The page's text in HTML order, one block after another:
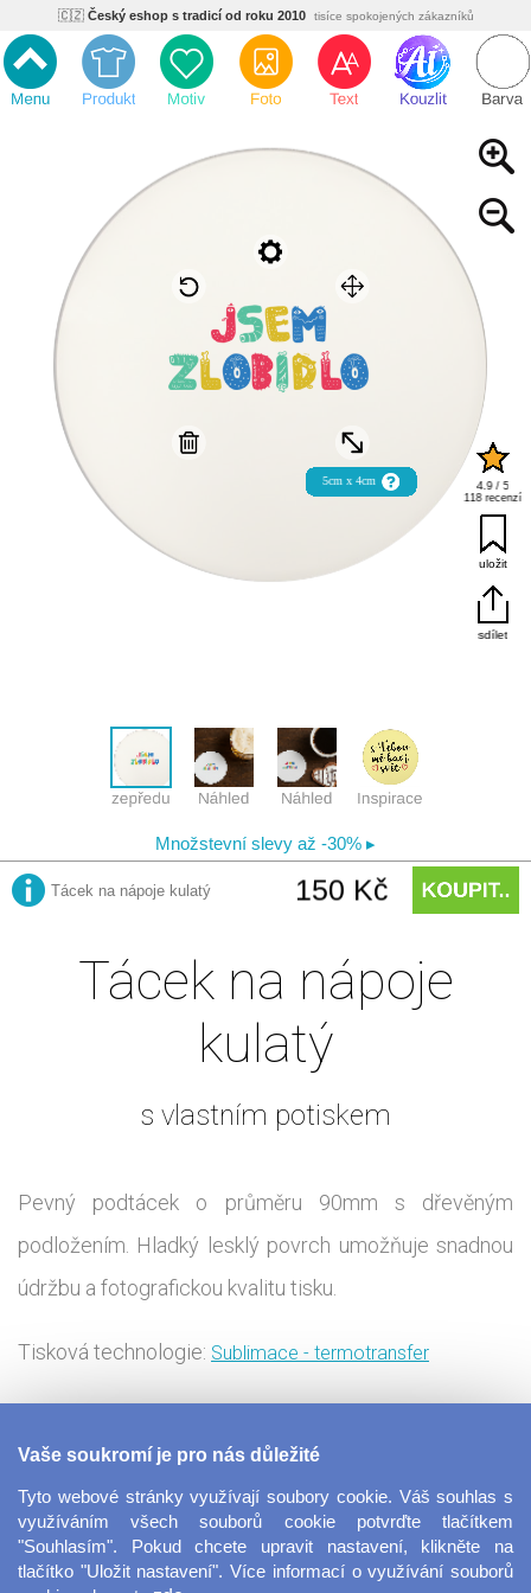
🇨🇿 Český eshop s tradicí od roku 2010 tisíce spokojených zákazníků
Ekologický a zdravotně nezávadný žádná čína, barvy s certifikáty
💡Inovativní výroba vlastní vývoj, nejnovější technologie
Rychlé dodání expedujeme do 24h
Kvalita pod kontrolou jsme přímý výrobce, žádný zprostředkovatel
Český eshop s tradicí od roku 2010 tisíce spokojených zákazníků
Tácek na nápoje
kulatý
s vlastním potiskem
Pevný podtácek o průměru 90mm s dřevěným
podložením. Hladký lesklý povrch umožňuje snadnou
údržbu a fotografickou kvalitu tisku.
Tisková technologie: Sublimace - termotransfer
i pěkný designový kousek. Hladký lesklý povrch
umožňuje velice jemný tisk ve vysoké kvalitě,
Vaše soukromí je pro nás důležité
Tyto webové stránky využívají soubory cookie. Váš souhlas s
využíváním všech souborů cookie potvrďte tlačítkem
"Souhlasím". Pokud chcete upravit nastavení, klikněte na
tlačítko "Uložit nastavení". Více informací o využívání souborů